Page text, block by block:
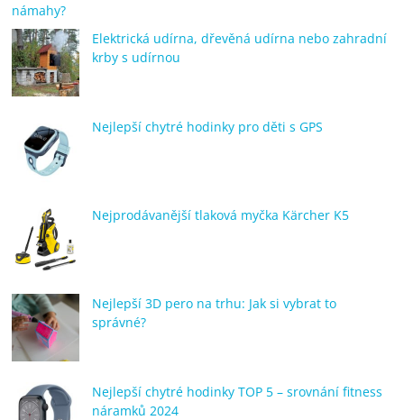
námahy?
Elektrická udírna, dřevěná udírna nebo zahradní
krby s udírnou
Nejlepší chytré hodinky pro děti s GPS
Nejprodávanější tlaková myčka Kärcher K5
Nejlepší 3D pero na trhu: Jak si vybrat to
správné?
Nejlepší chytré hodinky TOP 5 – srovnání fitness
náramků 2024